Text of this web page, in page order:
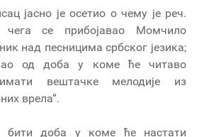
јасно је осетио о чему је реч.
се прибојавао Момчило
над песницима србског језика;
од доба у коме ће читаво
вештачке мелодије из
врела“.
доба у коме ће настати